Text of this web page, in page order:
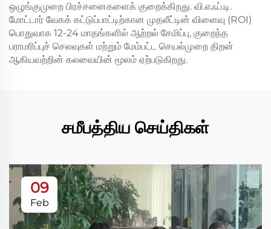
ஒழுங்குமுறை பிரச்சனைகளைக் குறைக்கிறது. வி.எஃப்.டி.
மோட்டார் வேகக் கட்டுப்பாட்டிற்கான முதலீட்டின் விளைவு (ROI)
பொதுவாக 12-24 மாதங்களில் ஆற்றல் சேமிப்பு, குறைந்த
பராமரிப்புச் செலவுகள் மற்றும் மேம்பட்ட செயல்முறை திறன்
ஆகியவற்றின் கலவையின் மூலம் ஏற்படுகிறது.
சமீபத்திய செய்திகள்
09
Feb